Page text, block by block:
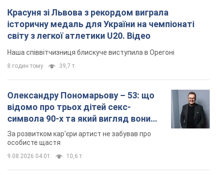
Красуня зі Львова з рекордом виграла
історичну медаль для України на чемпіонаті
світу з легкої атлетики U20. Відео
Наша співвітчизниця блискуче виступила в Орегоні
8 годин тому 39,7 т.
Олександру Пономарьову – 53: що
відомо про трьох дітей секс-
символа 90-х та який вигляд вони
мають
За розвитком кар'єри артист не забував про
особисте щастя
9.08.2026 04:01 10,6 т.